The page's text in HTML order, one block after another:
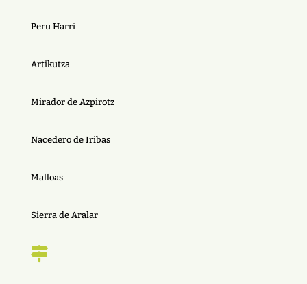
Peru Harri
Artikutza
Mirador de Azpirotz
Nacedero de Iribas
Malloas
Sierra de Aralar
